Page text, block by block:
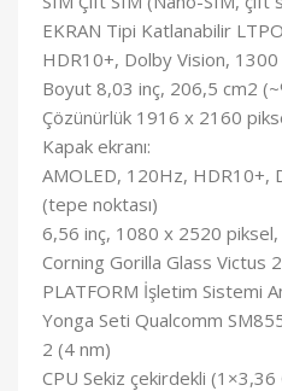
EKRAN Tipi Katlanabilir
HDR10+, Dolby Vision,
Boyut 8,03 inç, 206,5 cm2
Çözünürlük 1916 x 2160
Kapak ekranı:
AMOLED, 120Hz, HDR10+,
(tepe noktası)
6,56 inç, 1080 x 2520
Corning Gorilla Glass Victus 2
PLATFORM İşletim Sistemi
Yonga Seti Qualcomm
2 (4 nm)
CPU Sekiz çekirdekli